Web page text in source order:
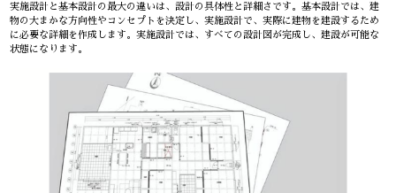
実施設計と基本設計の最大の違いは、設計の具体性と詳細さです。基本設計では、建
物の大まかな方向性やコンセプトを決定し、実施設計で、実際に建物を建設するため
に必要な詳細を作成します。実施設計では、すべての設計図が完成し、建設が可能な
状態になります。